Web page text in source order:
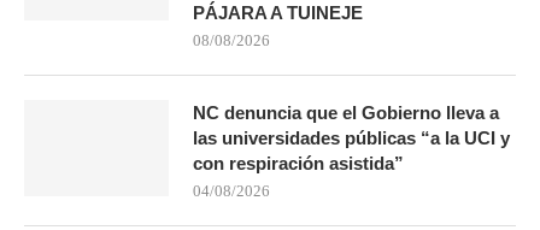
PÁJARA A TUINEJE
08/08/2026
NC denuncia que el Gobierno lleva a
las universidades públicas “a la UCI y
con respiración asistida”
04/08/2026